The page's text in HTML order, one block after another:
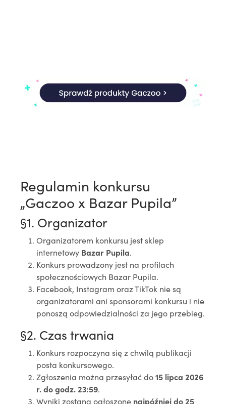
Regulamin konkursu
„Gaczoo x Bazar Pupila”
§1. Organizator
Organizatorem konkursu jest sklep
internetowy Bazar Pupila.
Konkurs prowadzony jest na profilach
społecznościowych Bazar Pupila.
Facebook, Instagram oraz TikTok nie są
organizatorami ani sponsorami konkursu i nie
ponoszą odpowiedzialności za jego przebieg.
§2. Czas trwania
Konkurs rozpoczyna się z chwilą publikacji
posta konkursowego.
Zgłoszenia można przesyłać do15 lipca 2026
r. do godz. 23:59.
Wyniki zostaną ogłoszone najpóźniej do 25